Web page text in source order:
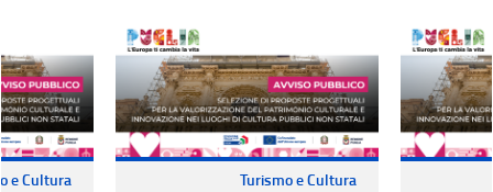
e Cultura
Turismo e Cultura